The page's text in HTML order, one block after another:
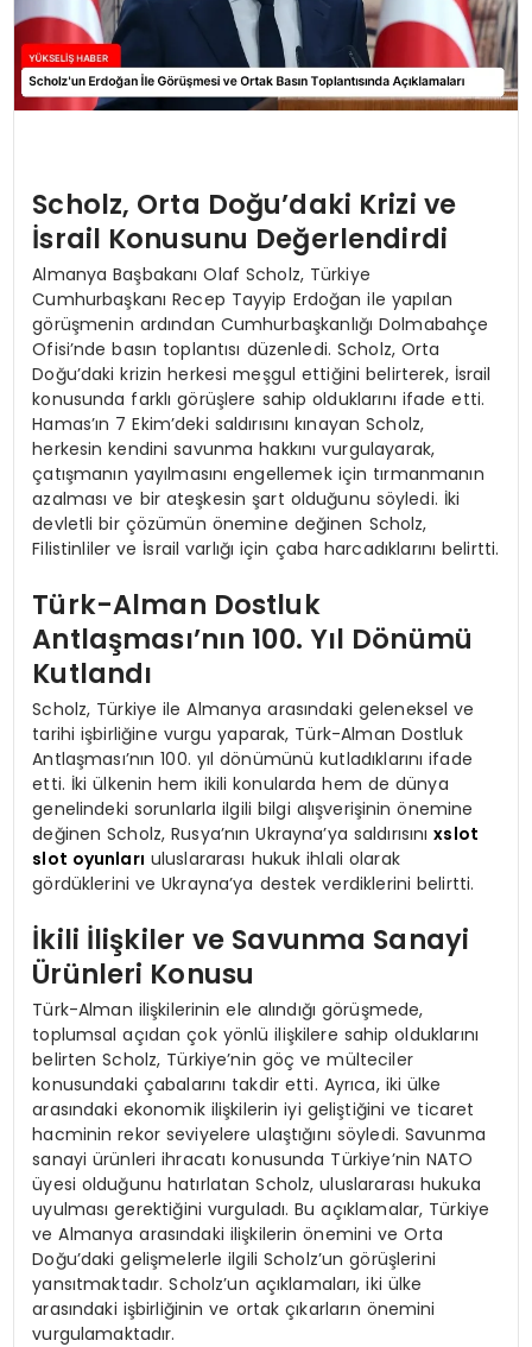
Scholz, Orta Doğu’daki Krizi ve
İsrail Konusunu Değerlendirdi
Almanya Başbakanı Olaf Scholz, Türkiye
Cumhurbaşkanı Recep Tayyip Erdoğan ile yapılan
görüşmenin ardından Cumhurbaşkanlığı Dolmabahçe
Ofisi’nde basın toplantısı düzenledi. Scholz, Orta
Doğu’daki krizin herkesi meşgul ettiğini belirterek, İsrail
konusunda farklı görüşlere sahip olduklarını ifade etti.
Hamas’ın 7 Ekim’deki saldırısını kınayan Scholz,
herkesin kendini savunma hakkını vurgulayarak,
çatışmanın yayılmasını engellemek için tırmanmanın
azalması ve bir ateşkesin şart olduğunu söyledi. İki
devletli bir çözümün önemine değinen Scholz,
Filistinliler ve İsrail varlığı için çaba harcadıklarını belirtti.
Türk-Alman Dostluk
Antlaşması’nın 100. Yıl Dönümü
Kutlandı
Scholz, Türkiye ile Almanya arasındaki geleneksel ve
tarihi işbirliğine vurgu yaparak, Türk-Alman Dostluk
Antlaşması’nın 100. yıl dönümünü kutladıklarını ifade
etti. İki ülkenin hem ikili konularda hem de dünya
genelindeki sorunlarla ilgili bilgi alışverişinin önemine
değinen Scholz, Rusya’nın Ukrayna’ya saldırısınıxslot
slot oyunları uluslararası hukuk ihlali olarak
gördüklerini ve Ukrayna’ya destek verdiklerini belirtti.
İkili İlişkiler ve Savunma Sanayi
Ürünleri Konusu
Türk-Alman ilişkilerinin ele alındığı görüşmede,
toplumsal açıdan çok yönlü ilişkilere sahip olduklarını
belirten Scholz, Türkiye’nin göç ve mülteciler
konusundaki çabalarını takdir etti. Ayrıca, iki ülke
arasındaki ekonomik ilişkilerin iyi geliştiğini ve ticaret
hacminin rekor seviyelere ulaştığını söyledi. Savunma
sanayi ürünleri ihracatı konusunda Türkiye’nin NATO
üyesi olduğunu hatırlatan Scholz, uluslararası hukuka
uyulması gerektiğini vurguladı. Bu açıklamalar, Türkiye
ve Almanya arasındaki ilişkilerin önemini ve Orta
Doğu’daki gelişmelerle ilgili Scholz’un görüşlerini
yansıtmaktadır. Scholz’un açıklamaları, iki ülke
arasındaki işbirliğinin ve ortak çıkarların önemini
vurgulamaktadır.